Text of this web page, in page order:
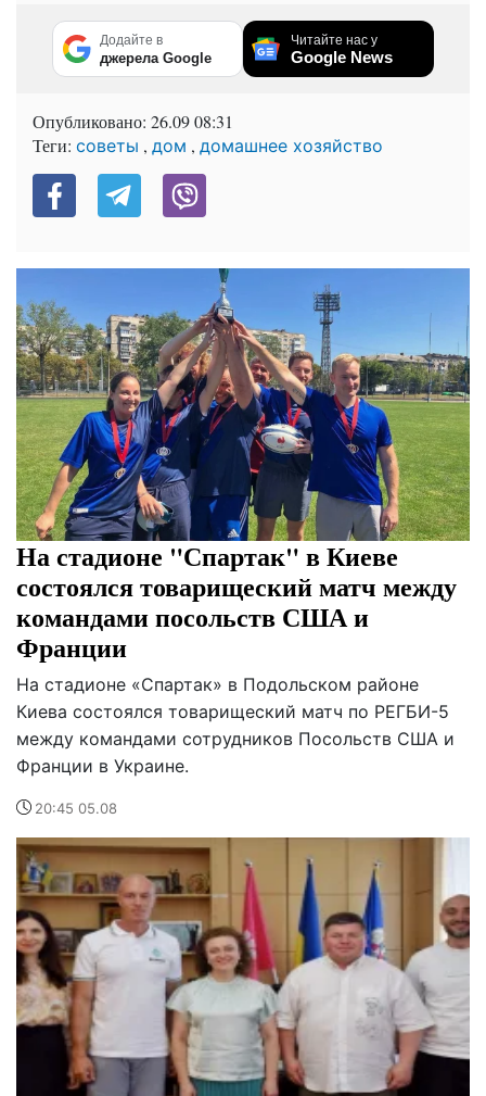
Додайте в
джерела Google
Читайте нас у
Google News
Опубликовано: 26.09 08:31
Теги: советы , дом , домашнее хозяйство
На стадионе "Спартак" в Киеве
состоялся товарищеский матч между
командами посольств США и
Франции
На стадионе «Спартак» в Подольском районе
Киева состоялся товарищеский матч по РЕГБИ-5
между командами сотрудников Посольств США и
Франции в Украине.
20:45 05.08